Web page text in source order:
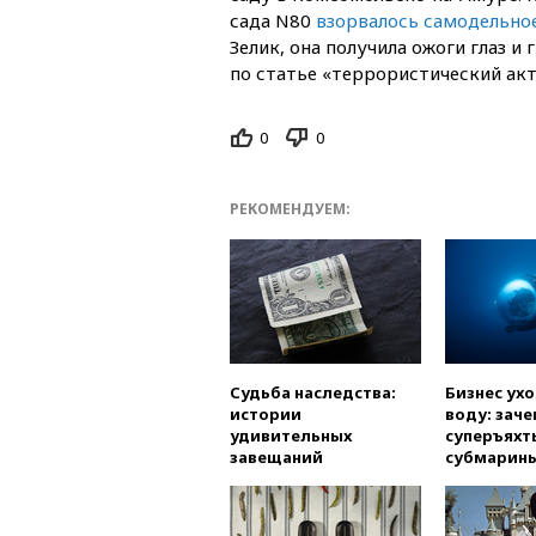
сада N80 взорвалось
Зелик, она получила ожоги глаз
по статье «террористический
0 0
РЕКОМЕНДУЕМ:
Судьба наследства:
истории
удивительных
завещаний
Бизнес
воду: